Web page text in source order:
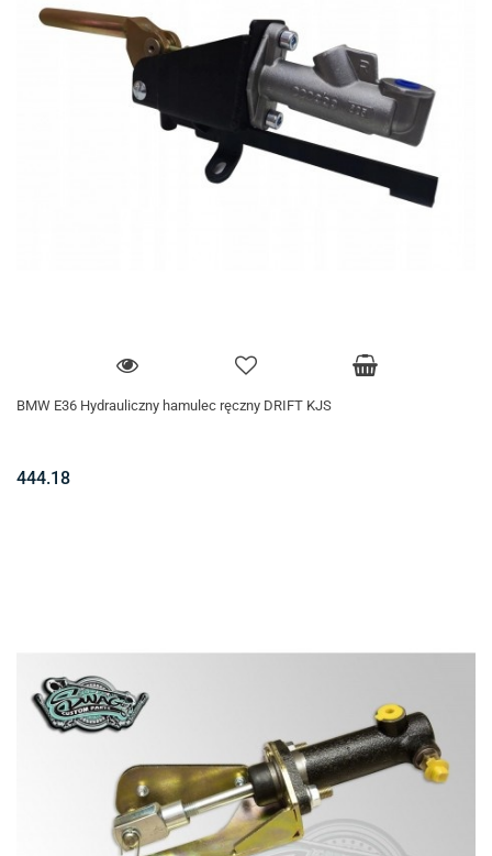
BMW E36 Hydrauliczny hamulec ręczny DRIFT KJS
444.18